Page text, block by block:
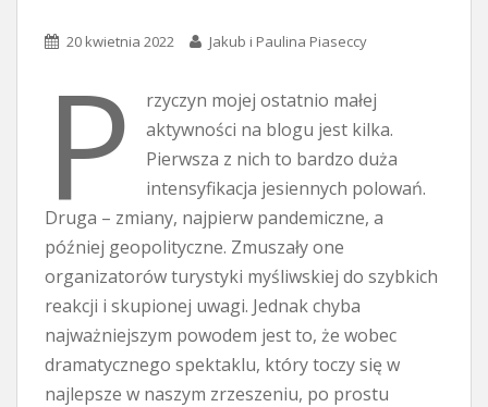
20 kwietnia 2022 Jakub i Paulina Piaseccy
P
rzyczyn mojej ostatnio małej
aktywności na blogu jest kilka.
Pierwsza z nich to bardzo duża
intensyfikacja jesiennych polowań.
Druga – zmiany, najpierw pandemiczne, a
później geopolityczne. Zmuszały one
organizatorów turystyki myśliwskiej do szybkich
reakcji i skupionej uwagi. Jednak chyba
najważniejszym powodem jest to, że wobec
dramatycznego spektaklu, który toczy się w
najlepsze w naszym zrzeszeniu, po prostu